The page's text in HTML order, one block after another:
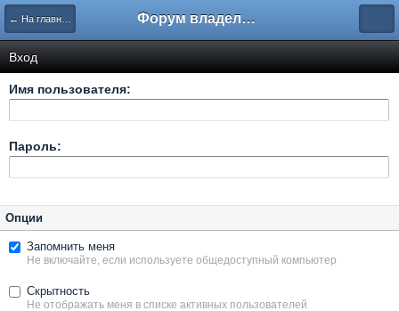
← На главную Форум владельцев интернет-магазинов
Вход
Имя пользователя:
Пароль:
Опции
Запомнить меня
Не включайте, если используете общедоступный компьютер
Скрытность
Не отображать меня в списке активных пользователей